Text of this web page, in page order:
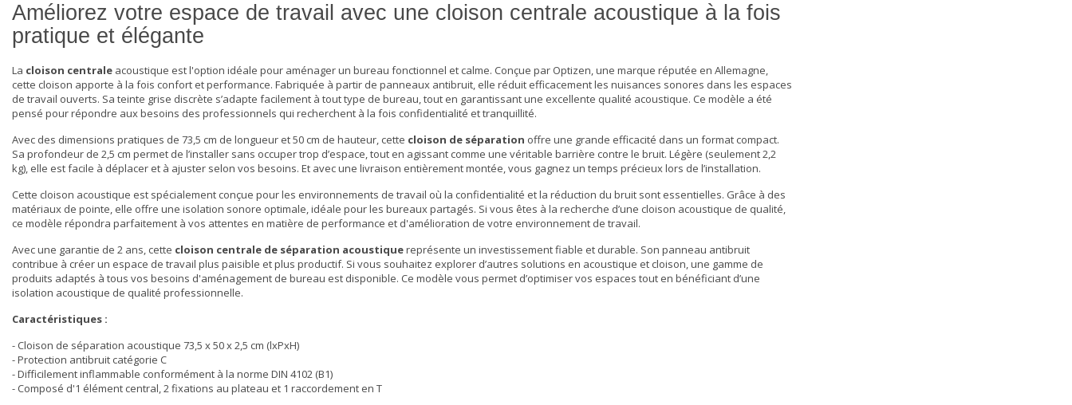
Améliorez votre espace de travail avec une cloison centrale acoustique à la fois
pratique et élégante
La cloison centrale acoustique est l'option idéale pour aménager un bureau fonctionnel et calme. Conçue par Optizen, une marque réputée en Allemagne,
cette cloison apporte à la fois confort et performance. Fabriquée à partir de panneaux antibruit, elle réduit efficacement les nuisances sonores dans les espaces
de travail ouverts. Sa teinte grise discrète s’adapte facilement à tout type de bureau, tout en garantissant une excellente qualité acoustique. Ce modèle a été
pensé pour répondre aux besoins des professionnels qui recherchent à la fois confidentialité et tranquillité.
Avec des dimensions pratiques de 73,5 cm de longueur et 50 cm de hauteur, cette cloison de séparation offre une grande efficacité dans un format compact.
Sa profondeur de 2,5 cm permet de l’installer sans occuper trop d’espace, tout en agissant comme une véritable barrière contre le bruit. Légère (seulement 2,2
kg), elle est facile à déplacer et à ajuster selon vos besoins. Et avec une livraison entièrement montée, vous gagnez un temps précieux lors de l’installation.
Cette cloison acoustique est spécialement conçue pour les environnements de travail où la confidentialité et la réduction du bruit sont essentielles. Grâce à des
matériaux de pointe, elle offre une isolation sonore optimale, idéale pour les bureaux partagés. Si vous êtes à la recherche d’une cloison acoustique de qualité,
ce modèle répondra parfaitement à vos attentes en matière de performance et d'amélioration de votre environnement de travail.
Avec une garantie de 2 ans, cette cloison centrale de séparation acoustiquereprésente un investissement fiable et durable. Son panneau antibruit
contribue à créer un espace de travail plus paisible et plus productif. Si vous souhaitez explorer d’autres solutions en acoustique et cloison, une gamme de
produits adaptés à tous vos besoins d'aménagement de bureau est disponible. Ce modèle vous permet d’optimiser vos espaces tout en bénéficiant d’une
isolation acoustique de qualité professionnelle.
Caractéristiques :
- Cloison de séparation acoustique 73,5 x 50 x 2,5 cm (lxPxH)
- Protection antibruit catégorie C
- Difficilement inflammable conformément à la norme DIN 4102 (B1)
- Composé d'1 élément central, 2 fixations au plateau et 1 raccordement en T